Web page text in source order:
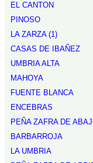
EL CANTON
PINOSO
LA ZARZA (1)
CASAS DE IBAÑEZ
UMBRIA ALTA
MAHOYA
FUENTE BLANCA
ENCEBRAS
PEÑA ZAFRA DE
BARBARROJA
LA UMBRIA